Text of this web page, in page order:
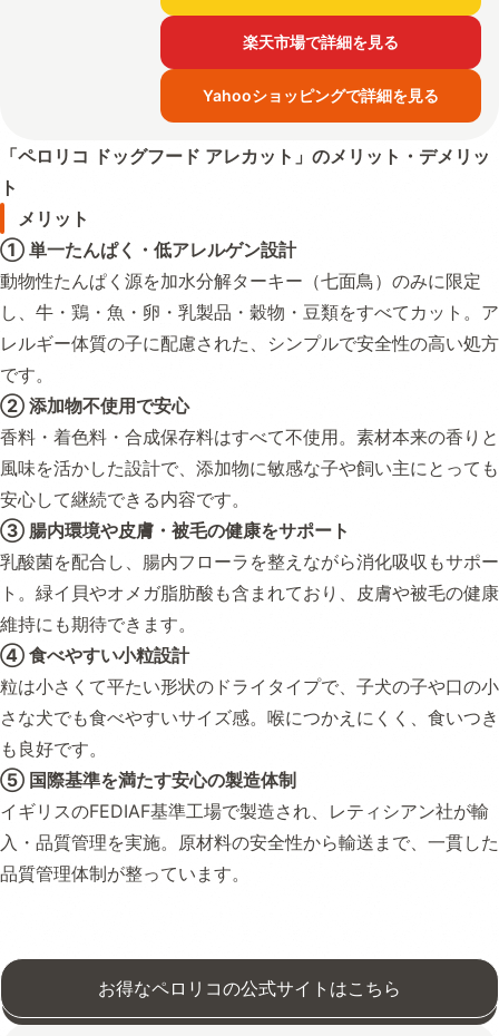
楽天市場で詳細を見る
Yahooショッピングで詳細を見る
「ペロリコ ドッグフード アレカット」のメリット・デメリッ
ト
メリット
① 単一たんぱく・低アレルゲン設計
動物性たんぱく源を加水分解ターキー（七面鳥）のみに限定
し、牛・鶏・魚・卵・乳製品・穀物・豆類をすべてカット。ア
レルギー体質の子に配慮された、シンプルで安全性の高い処方
です。
② 添加物不使用で安心
香料・着色料・合成保存料はすべて不使用。素材本来の香りと
風味を活かした設計で、添加物に敏感な子や飼い主にとっても
安心して継続できる内容です。
③ 腸内環境や皮膚・被毛の健康をサポート
乳酸菌を配合し、腸内フローラを整えながら消化吸収もサポー
ト。緑イ貝やオメガ脂肪酸も含まれており、皮膚や被毛の健康
維持にも期待できます。
④ 食べやすい小粒設計
粒は小さくて平たい形状のドライタイプで、子犬の子や口の小
さな犬でも食べやすいサイズ感。喉につかえにくく、食いつき
も良好です。
⑤ 国際基準を満たす安心の製造体制
イギリスのFEDIAF基準工場で製造され、レティシアン社が輸
入・品質管理を実施。原材料の安全性から輸送まで、一貫した
品質管理体制が整っています。
お得なペロリコの公式サイトはこちら